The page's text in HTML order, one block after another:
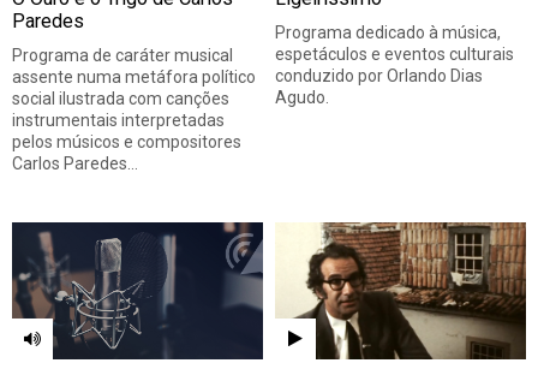
Paredes
Programa de caráter musical
assente numa metáfora político
social ilustrada com canções
instrumentais interpretadas
pelos músicos e compositores
Carlos Paredes…
Programa dedicado à música,
espetáculos e eventos culturais
conduzido por Orlando Dias
Agudo.